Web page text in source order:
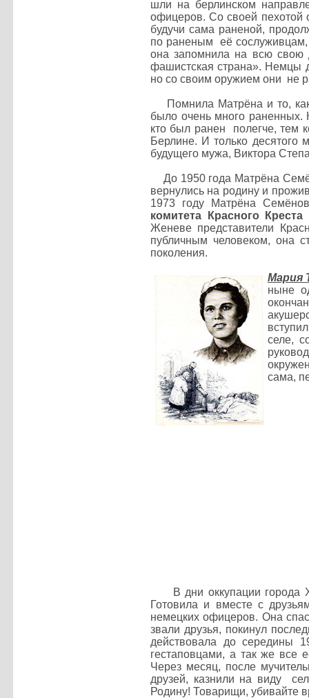
шли на берлинском
офицеров. Со своей пехотой
будучи сама раненой,
по раненым её
она запомнила на всю свою
фашистская страна». Немцы
но со своим оружием они не
Помнила Матрёна и то,
было очень много раненных.
кто был ранен полегче, тем
Берлине. И только
будущего мужа, Виктора
До 1950 года Матрёна
вернулись на родину и
1973 году Матрёна
комитета Красного
Женеве представители
публичным человеком, она
поколения.
Мария
ныне
селе,
сама,
В дни оккупации города
Готовила и вместе с
немецких офицеров. Она
звали друзья, покинул
действовала до середины
гестаповцами, а так же все
Через месяц, после
друзей, казнили на виду
Родину! Товарищи, убивайте